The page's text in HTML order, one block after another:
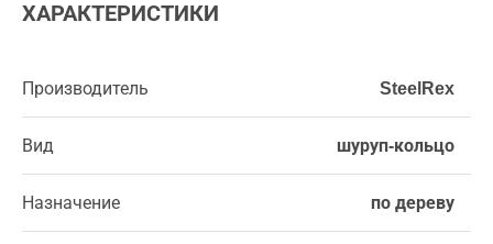
ХАРАКТЕРИСТИКИ
Производитель SteelRex
Вид шуруп-кольцо
Назначение по дереву